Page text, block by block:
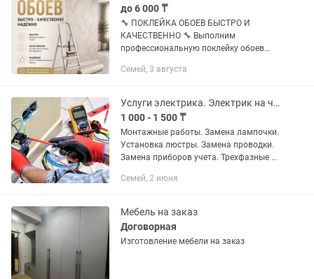
до 6 000 ₸
🔧 ПОКЛЕЙКА ОБОЕВ БЫСТРО И
КАЧЕСТВЕННО 🔧 Выполним
профессиональную поклейку обоев
Виниловые ✔ Бумажные ✔ Фотообои
стыков. Поможем с...
Семей, 3 августа
Услуги электрика. Электрик на час.
1 000 - 1 500 ₸
Монтажные работы. Замена лампочки.
Установка люстры. Замена проводки.
Замена приборов учета. Трехфазные и
автомат. Ремонтные работы
Семей, 2 июня
Мебель на заказ
Договорная
Изготовление мебели на заказ